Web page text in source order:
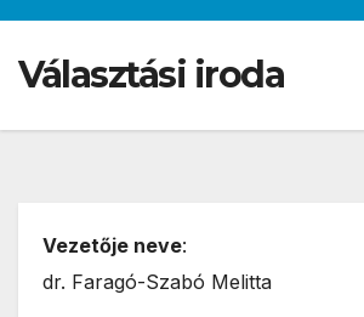
Választási iroda
Vezetője neve:
dr. Faragó-Szabó Melitta